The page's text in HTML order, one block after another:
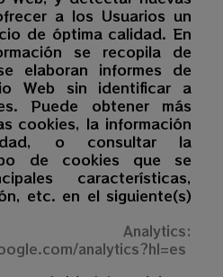
a los Usuarios un
de óptima calidad. En
se recopila de
elaboran informes de
Web sin identificar a
Puede obtener más
cookies, la información
o consultar la
de cookies que se
características,
etc. en el siguiente(s)
analytics?hl=es